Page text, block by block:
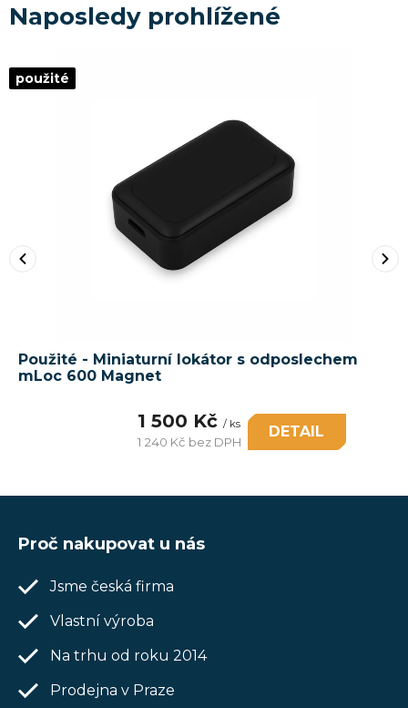
Naposledy prohlížené
použité
Použité - Miniaturní lokátor s odposlechem
mLoc 600 Magnet
1 500 Kč / ks
1 240 Kč bez DPH
DETAIL
Proč nakupovat u nás
Jsme česká firma
Vlastní výroba
Na trhu od roku 2014
Prodejna v Praze